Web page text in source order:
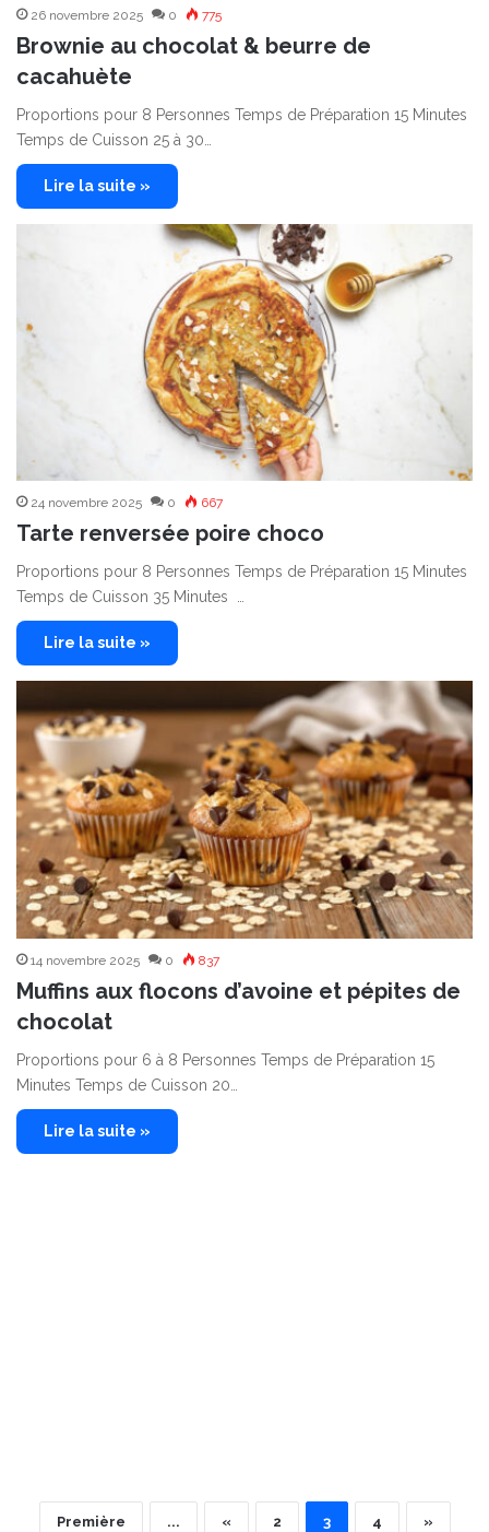
26 novembre 2025 0 775
Brownie au chocolat & beurre de
cacahuète
Proportions pour 8 Personnes Temps de Préparation 15 Minutes
Temps de Cuisson 25 à 30…
Lire la suite »
24 novembre 2025 0 667
Tarte renversée poire choco
Proportions pour 8 Personnes Temps de Préparation 15 Minutes
Temps de Cuisson 35 Minutes …
Lire la suite »
14 novembre 2025 0 837
Muffins aux flocons d’avoine et pépites de
chocolat
Proportions pour 6 à 8 Personnes Temps de Préparation 15
Minutes Temps de Cuisson 20…
Lire la suite »
Première ... « 2 3 4 »